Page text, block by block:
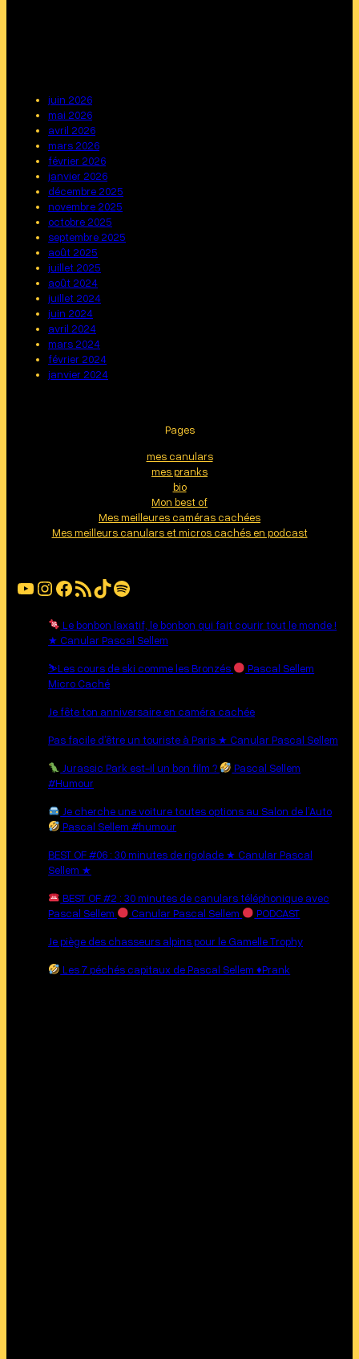
juin 2026
mai 2026
avril 2026
mars 2026
février 2026
janvier 2026
décembre 2025
novembre 2025
octobre 2025
septembre 2025
août 2025
juillet 2025
août 2024
juillet 2024
juin 2024
avril 2024
mars 2024
février 2024
janvier 2024
Pages
mes canulars
mes pranks
bio
Mon best of
Mes meilleures caméras cachées
Mes meilleurs canulars et micros cachés en podcast
YouTube Instagram Facebook Flux RSS TikTok Spotify
Le bonbon laxatif, le bonbon qui fait courir tout le monde !
★ Canular Pascal Sellem
⛷Les cours de ski comme les Bronzés
Pascal Sellem
Micro Caché
Je fête ton anniversaire en caméra cachée
Pas facile d’être un touriste à Paris ★ Canular Pascal Sellem
Jurassic Park est-il un bon film ?
Pascal Sellem
#Humour
Je cherche une voiture toutes options au Salon de l’Auto
Pascal Sellem #humour
BEST OF #06 : 30 minutes de rigolade ★ Canular Pascal
Sellem ★
BEST OF #2 : 30 minutes de canulars téléphonique avec
Pascal Sellem
Canular Pascal Sellem PODCAST
Je piège des chasseurs alpins pour le Gamelle Trophy
Les 7 péchés capitaux de Pascal Sellem ♦︎Prank